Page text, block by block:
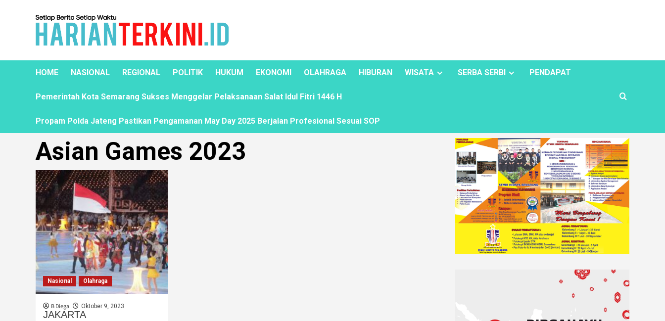
HOME NASIONAL REGIONAL POLITIK HUKUM EKONOMI OLAHRAGA HIBURAN WISATA SERBA SERBI PENDAPAT
Pemerintah Kota Semarang Sukses Menggelar Pelaksanaan Salat Idul Fitri 1446 H
Propam Polda Jateng Pastikan Pengamanan May Day 2025 Berjalan Profesional Sesuai SOP
Asian Games 2023
Nasional Olahraga
B Diega Oktober 9, 2023
JAKARTA